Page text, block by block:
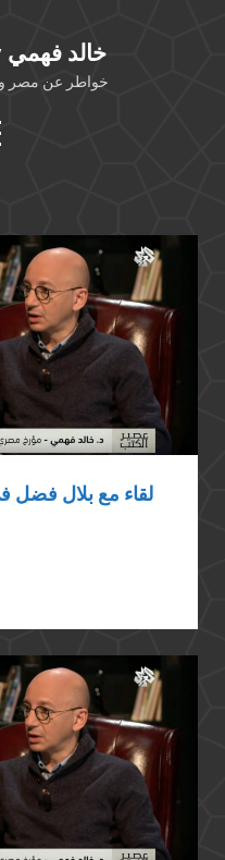
Khaled Fahmy خالد فهمي
خواطر عن مصر
لقاء مع بلال فضل